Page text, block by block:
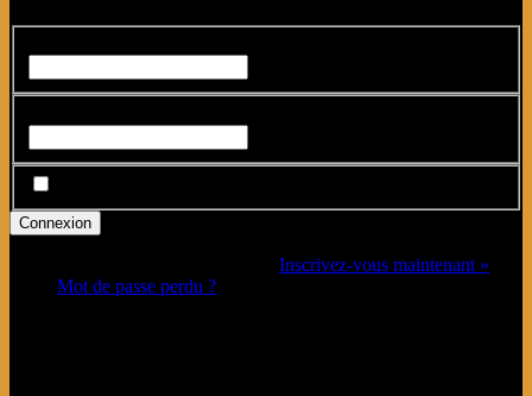
Inscrivez-vous maintenant »
Mot de passe perdu ?